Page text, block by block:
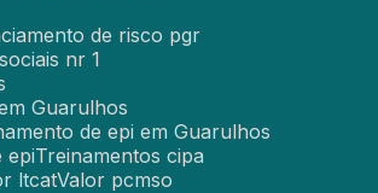
de risco pgr
nr 1
Guarulhos
de epi em Guarulhos
epi Treinamentos cipa
ltcat Valor pcmso